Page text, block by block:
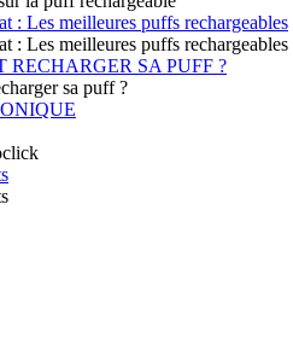
: Les meilleures puffs rechargeables
: Les meilleures puffs rechargeables
RECHARGER SA PUFF ?
sa puff ?